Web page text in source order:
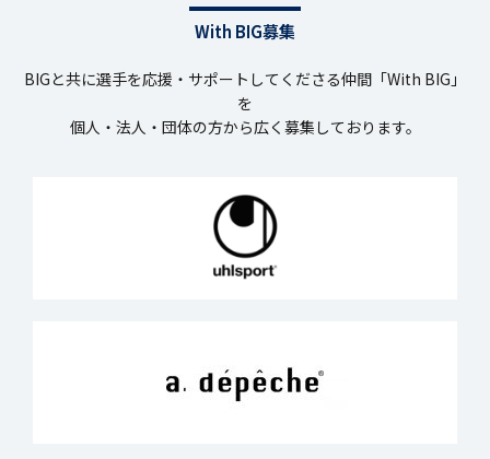
With BIG募集
BIGと共に選手を応援・サポートしてくださる仲間「With BIG」
を
個人・法人・団体の方から広く募集しております。